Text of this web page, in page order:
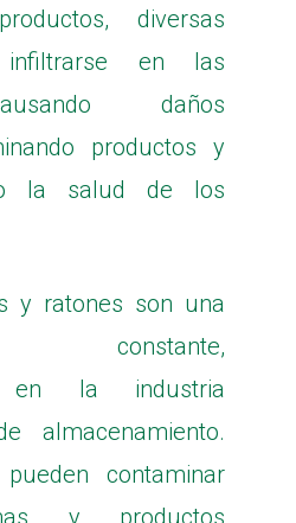
diversas
infiltrarse en las
daños
productos y
la salud de los
y ratones son una
constante,
en la industria
almacenamiento.
contaminar
y productos